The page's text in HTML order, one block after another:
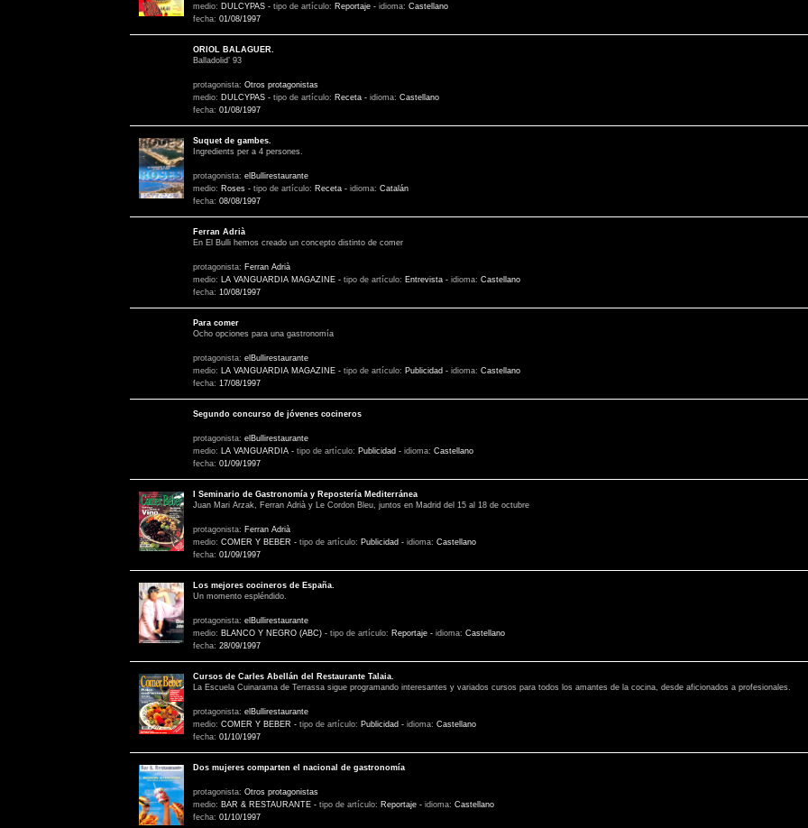
medio: DULCYPAS - tipo de artículo: Reportaje - idioma: Castellano
fecha: 01/08/1997
ORIOL BALAGUER.
Balladolid’ 93
protagonista: Otros protagonistas
medio: DULCYPAS - tipo de artículo: Receta - idioma: Castellano
fecha: 01/08/1997
Suquet de gambes.
Ingredients per a 4 persones.
protagonista: elBullirestaurante
medio: Roses - tipo de artículo: Receta - idioma: Catalán
fecha: 08/08/1997
Ferran Adrià
En El Bulli hemos creado un concepto distinto de comer
protagonista: Ferran Adrià
medio:
LA VANGUARDIA MAGAZINE - tipo de artículo: Entrevista - idioma: Castellano
fecha: 10/08/1997
Para comer
Ocho opciones para una gastronomía
protagonista: elBullirestaurante
medio:
LA VANGUARDIA MAGAZINE - tipo de artículo: Publicidad - idioma: Castellano
fecha: 17/08/1997
Segundo concurso de jóvenes cocineros
protagonista: elBullirestaurante
medio:
LA VANGUARDIA - tipo de artículo: Publicidad - idioma: Castellano
fecha: 01/09/1997
I Seminario de Gastronomía y Repostería Mediterránea
Juan Mari Arzak, Ferran Adrià y Le Cordon Bleu, juntos en Madrid del 15 al 18 de octubre
protagonista: Ferran Adrià
medio: COMER Y BEBER - tipo de artículo: Publicidad - idioma: Castellano
fecha: 01/09/1997
Los mejores cocineros de España.
Un momento espléndido.
protagonista: elBullirestaurante
medio: BLANCO Y NEGRO (ABC) - tipo de artículo: Reportaje - idioma: Castellano
fecha: 28/09/1997
Cursos de Carles Abellán del Restaurante Talaia.
La Escuela Cuinarama de Terrassa sigue programando interesantes y variados cursos para todos los amantes de la cocina, desde aficionados a profesionales.
protagonista: elBullirestaurante
medio: COMER Y BEBER - tipo de artículo: Publicidad - idioma: Castellano
fecha: 01/10/1997
Dos mujeres comparten el nacional de gastronomía
protagonista: Otros protagonistas
medio: BAR & RESTAURANTE - tipo de artículo: Reportaje - idioma: Castellano
fecha: 01/10/1997